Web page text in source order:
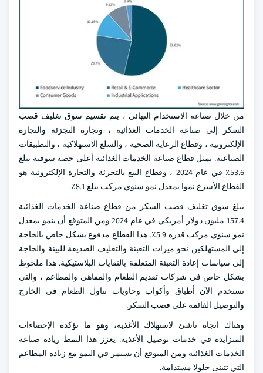
من خلال صناعة الاستخدام النهائي ، يتم تقسيم سوق تغليف قصب
السكر إلى صناعة الخدمات الغذائية ، وتجارة التجزئة والتجارة
الإلكترونية ، وقطاع الرعاية الصحية ، والسلع الاستهلاكية ، والتطبيقات
الصناعية. يمثل قطاع صناعة الخدمات الغذائية أعلى حصة سوقية تبلغ
53.6٪ في عام 2024 ، وقطاع البيع بالتجزئة والتجارة الإلكترونية هو
القطاع الأسرع نموا بمعدل نمو سنوي مركب يبلغ 8.1٪.
يبلغ سوق تغليف قصب السكر من قطاع صناعة الخدمات الغذائية
157.4 مليون دولار أمريكي في عام 2024 ومن المتوقع أن ينمو بمعدل
نمو سنوي مركب قدره 5.9٪. هذا القطاع مدفوع بشكل خاص بالحاجة
إلى المستهلكين نحو ميزات التعبئة والتغليف الصديقة للبيئة والحاجة
إلى سياسات إعادة التعبئة المتعلقة بالنفايات البلاستيكية. هذا ملحوظ
بشكل خاص في شركات تقديم الطعام والمقاهي والمطاعم ، والتي
تستخدم الآن أطباق وأكواب وحاويات تناول الطعام في الخارج
والتوصيل القائمة على قصب السكر.
وهناك اتجاه ناشئ لاستهلاك الأغذية، وهو ما تؤكده الإحصاءات
المتزايدة في خدمات توصيل الأغذية. يعزز هذا النمط ريادة صناعة
الخدمات الغذائية ومن المتوقع أن يستمر في النمو مع زيادة المطاعم
التي تتبنى حلولا مستدامة.